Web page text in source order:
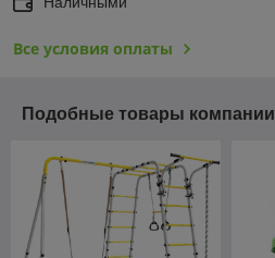
Все условия оплаты
Подобные товары компании